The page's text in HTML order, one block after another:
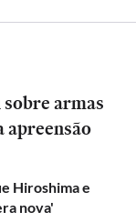
armas
apreensão
Hiroshima e
nova'